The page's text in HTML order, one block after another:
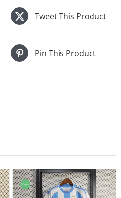
Tweet This Product
Pin This Product
Oferta!